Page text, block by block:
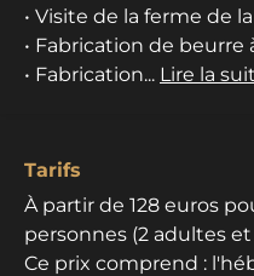
• Visite de la ferme de
• Fabrication de beurre
• Fabrication... Lire la
Tarifs
À partir de 128 euros
personnes (2 adultes
Ce prix comprend :